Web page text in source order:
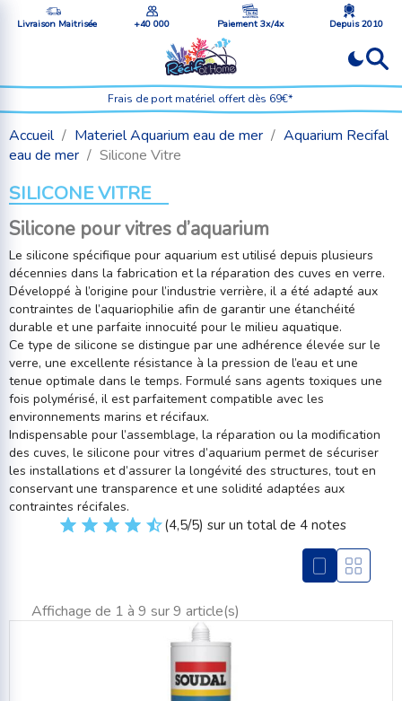
Livraison Maitrisée +40 000 Paiement 3x/4x Depuis 2010
Frais de port matériel offert dès 69€*
Accueil Materiel Aquarium eau de mer
Aquarium Recifal
eau de mer
Silicone Vitre
SILICONE VITRE
Silicone pour vitres d’aquarium
Le silicone spécifique pour aquarium est utilisé depuis plusieurs
décennies dans la fabrication et la réparation des cuves en verre.
Développé à l’origine pour l’industrie verrière, il a été adapté aux
contraintes de l’aquariophilie afin de garantir une étanchéité
durable et une parfaite innocuité pour le milieu aquatique.
Ce type de silicone se distingue par une adhérence élevée sur le
verre, une excellente résistance à la pression de l’eau et une
tenue optimale dans le temps. Formulé sans agents toxiques une
fois polymérisé, il est parfaitement compatible avec les
environnements marins et récifaux.
Indispensable pour l’assemblage, la réparation ou la modification
des cuves, le silicone pour vitres d’aquarium permet de sécuriser
les installations et d’assurer la longévité des structures, tout en
conservant une transparence et une solidité adaptées aux
contraintes récifales.
(4,5/5) sur un total de 4 notes
Affichage de 1 à 9 sur 9 article(s)